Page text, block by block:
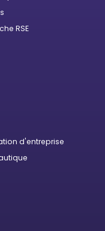
RSE
d'entreprise